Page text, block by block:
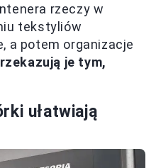
rzeczy w
tekstyliów
a potem organizacje
je tym,
ułatwiają